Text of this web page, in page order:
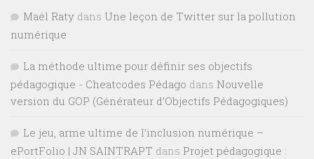
Maël Raty dans Une leçon de Twitter sur la pollution
numérique
La méthode ultime pour définir ses objectifs
pédagogique - Cheatcodes Pédago dans Nouvelle
version du GOP (Générateur d’Objectifs Pédagogiques)
Le jeu, arme ultime de l’inclusion numérique –
ePortFolio | JN SAINTRAPT dans Projet pédagogique :